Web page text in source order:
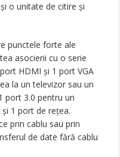
o unitate de citire și
punctele forte ale
asocierii cu o serie
HDMI și 1 port VGA
la un televizor sau un
port 3.0 pentru un
1 port de rețea.
prin cablu sau prin
de date fără cablu